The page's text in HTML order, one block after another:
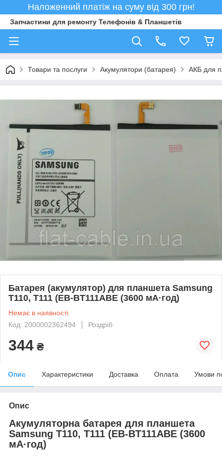
Наложенний платіж на суму від 300 грн!
Запчастини для ремонту Телефонів & Планшетів
Товари та послуги Акумулятори (батарея) АКБ для
Батарея (акумулятор) для планшета Samsung
T110, T111 (EB-BT111ABE (3600 мА·год)
Немає в наявності
Код: 2000002362494
Роздріб
344 ₴
Опис Характеристики Доставка Оплата Умови
Опис
Акумуляторна батарея для планшета
Samsung T110, T111 (EB-BT111ABE (3600
мА·год)